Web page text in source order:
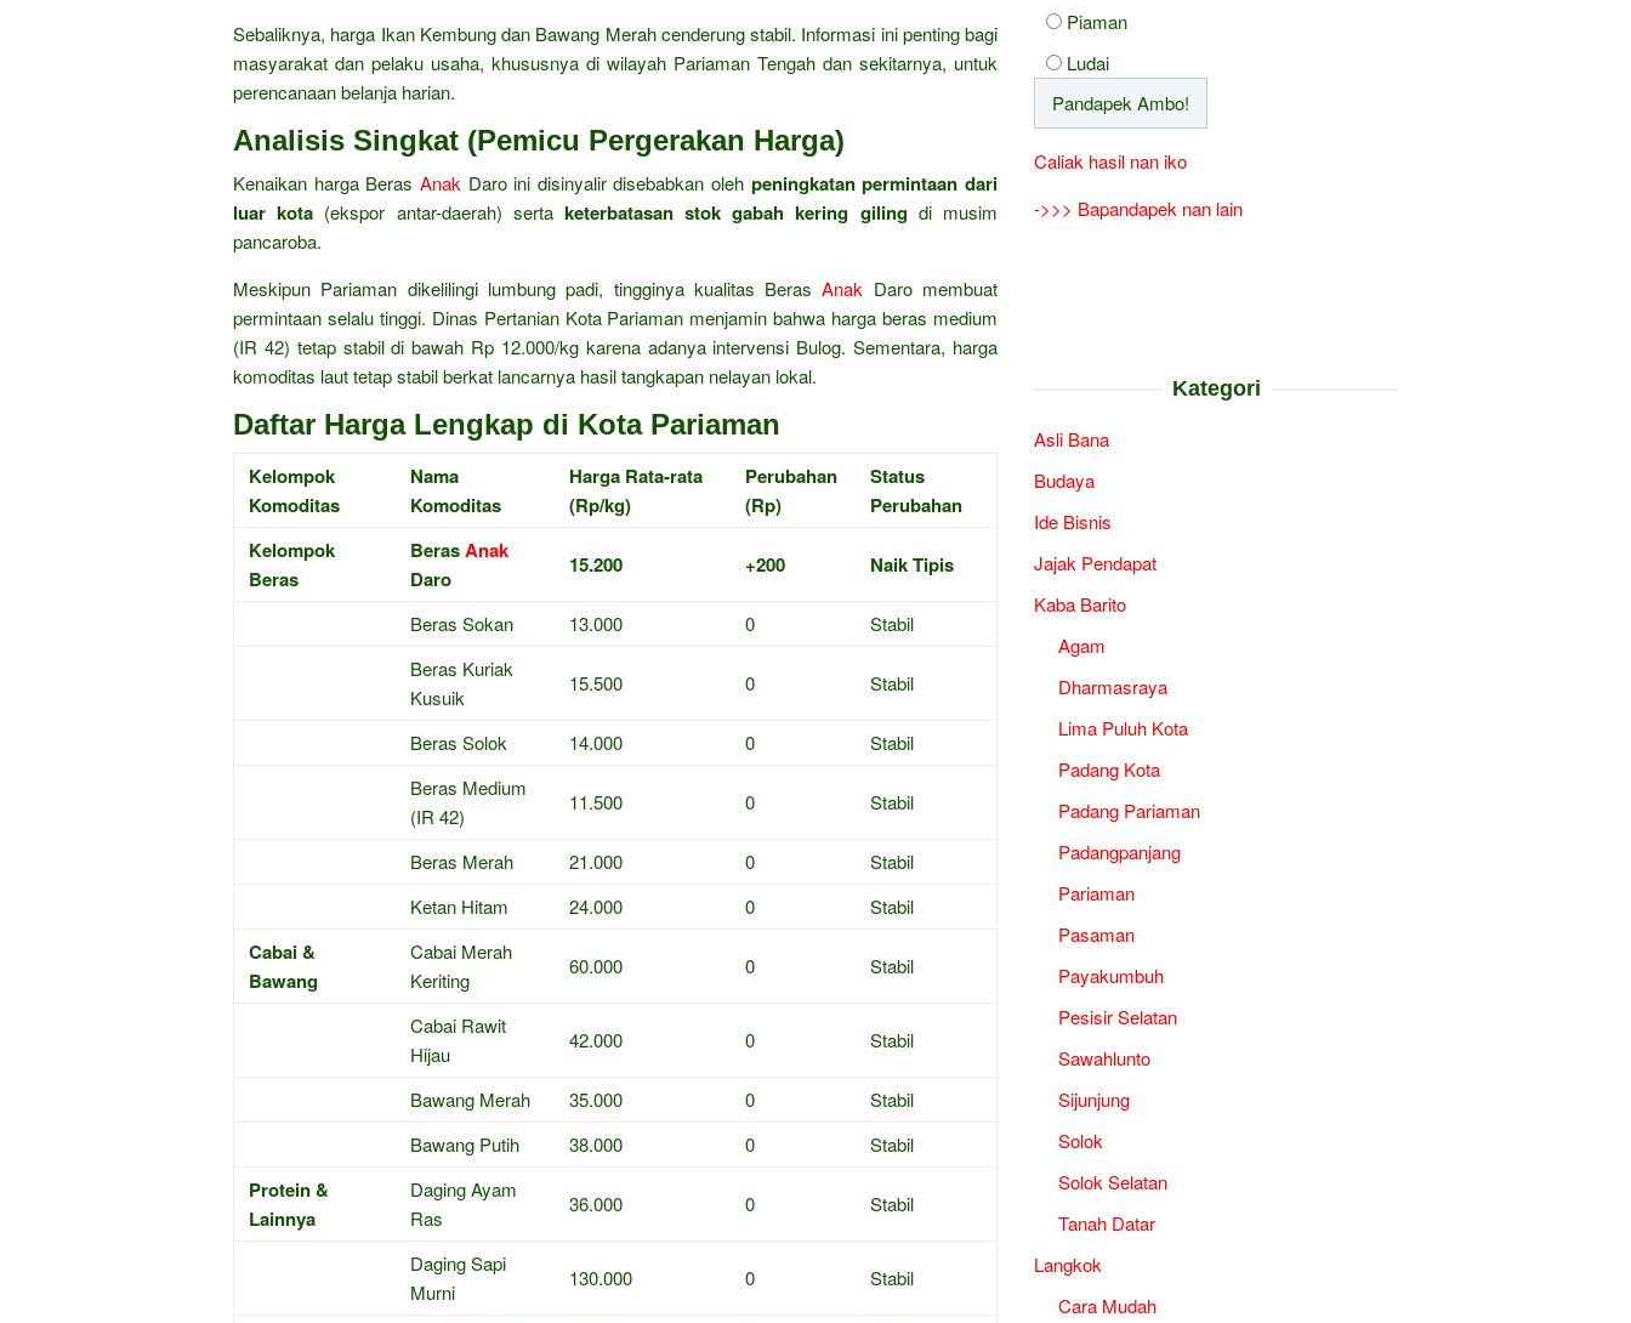
Sebaliknya, harga Ikan Kembung dan Bawang Merah cenderung stabil. Informasi ini penting bagi
masyarakat dan pelaku usaha, khususnya di wilayah Pariaman Tengah dan sekitarnya, untuk
perencanaan belanja harian.
Analisis Singkat (Pemicu Pergerakan Harga)
Kenaikan harga Beras Anak Daro ini disinyalir disebabkan oleh peningkatan permintaan dari
luar kota (ekspor antar-daerah) serta keterbatasan stok gabah kering gilingdi musim
pancaroba.
Meskipun Pariaman dikelilingi lumbung padi, tingginya kualitas BerasAnak Daro membuat
permintaan selalu tinggi. Dinas Pertanian Kota Pariaman menjamin bahwa harga beras medium
(IR 42) tetap stabil di bawah Rp 12.000/kg karena adanya intervensi Bulog. Sementara, harga
komoditas laut tetap stabil berkat lancarnya hasil tangkapan nelayan lokal.
Daftar Harga Lengkap di Kota Pariaman
Kelompok
Komoditas
Nama
Komoditas
Harga Rata-rata
(Rp/kg)
Perubahan
(Rp)
Status
Perubahan
Kelompok
Beras
BerasAnak
Daro
15.200 +200 Naik Tipis
Beras Sokan 13.000 0
Stabil
Beras Kuriak
Kusuik
15.500 0 Stabil
Beras Solok 14.000 0
Stabil
Beras Medium
(IR 42)
11.500 0 Stabil
Beras Merah 21.000 0
Stabil
Ketan Hitam
24.000 0 Stabil
Cabai &
Bawang
Cabai Merah
Keriting
60.000 0 Stabil
Cabai Rawit
Hijau
42.000 0 Stabil
Bawang Merah 35.000 0
Stabil
Bawang Putih
38.000 0 Stabil
Protein &
Lainnya
Daging Ayam
Ras
36.000 0 Stabil
Daging Sapi
Murni
130.000 0 Stabil
Piaman
Ludai
Caliak hasil nan iko
->>> Bapandapek nan lain
Kategori
Asli Bana
Budaya
Ide Bisnis
Jajak Pendapat
Kaba Barito
Agam
Dharmasraya
Lima Puluh Kota
Padang Kota
Padang Pariaman
Padangpanjang
Pariaman
Pasaman
Payakumbuh
Pesisir Selatan
Sawahlunto
Sijunjung
Solok
Solok Selatan
Tanah Datar
Langkok
Cara Mudah